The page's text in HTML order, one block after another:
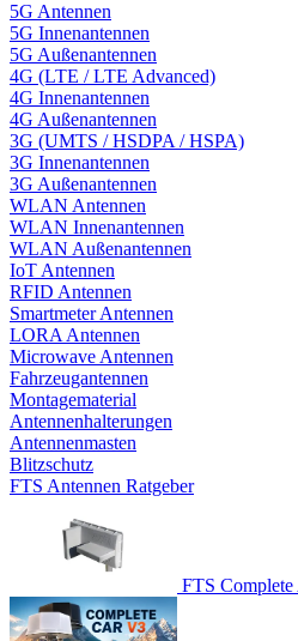
5G Antennen
5G Innenantennen
5G Außenantennen
4G (LTE / LTE Advanced)
4G Innenantennen
4G Außenantennen
3G (UMTS / HSDPA / HSPA)
3G Innenantennen
3G Außenantennen
WLAN Antennen
WLAN Innenantennen
WLAN Außenantennen
IoT Antennen
RFID Antennen
Smartmeter Antennen
LORA Antennen
Microwave Antennen
Fahrzeugantennen
Montagematerial
Antennenhalterungen
Antennenmasten
Blitzschutz
FTS Antennen Ratgeber
FTS